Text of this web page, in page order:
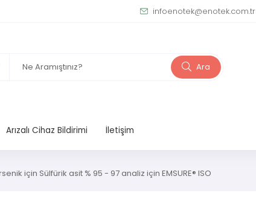
infoenotek@enotek.com.tr
Ara
Arızalı Cihaz Bildirimi İletişim
için Sülfürik asit % 95 - 97 analiz için EMSURE® ISO